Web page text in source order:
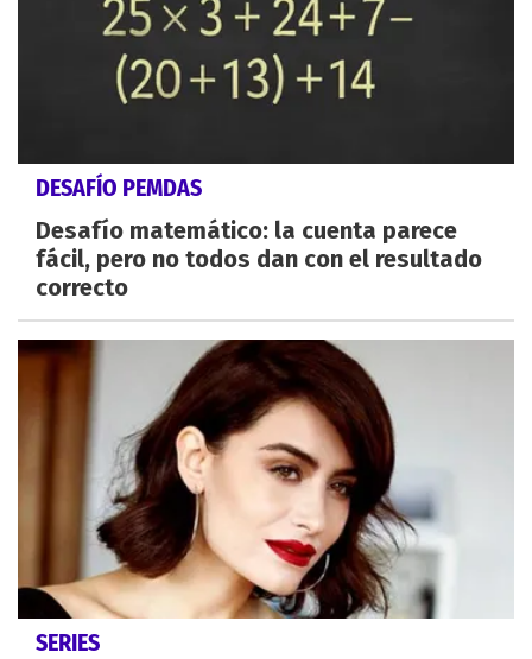
DESAFÍO PEMDAS
Desafío matemático: la cuenta parece
fácil, pero no todos dan con el resultado
correcto
SERIES